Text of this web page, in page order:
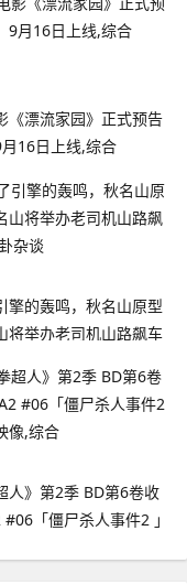
《漂流家园》正式预告
16日上线,综合
擎的轰鸣，秋名山原型
将举办老司机山路飙车
谈
人》第2季 BD第6卷收
#06「僵尸杀人事件2 」